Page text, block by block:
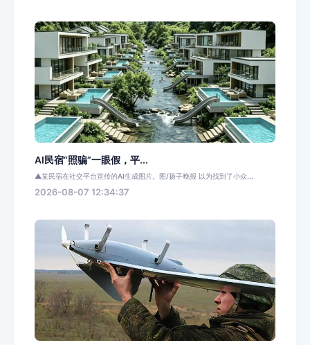
AI民宿“照骗”一眼假，平...
▲某民宿在社交平台宣传的AI生成图片。图/扬子晚报 以为找到了小众...
2026-08-07 12:34:37